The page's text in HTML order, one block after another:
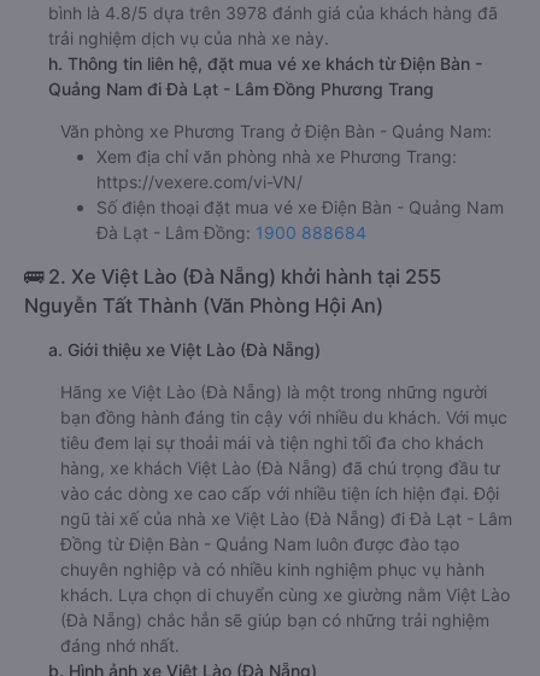
bình là 4.8/5 dựa trên 3978 đánh giá của khách hàng đã
trải nghiệm dịch vụ của nhà xe này.
h. Thông tin liên hệ, đặt mua vé xe khách từ Điện Bàn -
Quảng Nam đi Đà Lạt - Lâm Đồng Phương Trang
Văn phòng xe Phương Trang ở Điện Bàn - Quảng Nam:
Xem địa chỉ văn phòng nhà xe Phương Trang:
https://vexere.com/vi-VN/
Số điện thoại đặt mua vé xe Điện Bàn - Quảng Nam
Đà Lạt - Lâm Đồng: 1900 888684
🚌 2. Xe Việt Lào (Đà Nẵng) khởi hành tại 255
Nguyễn Tất Thành (Văn Phòng Hội An)
a. Giới thiệu xe Việt Lào (Đà Nẵng)
Hãng xe Việt Lào (Đà Nẵng) là một trong những người
bạn đồng hành đáng tin cậy với nhiều du khách. Với mục
tiêu đem lại sự thoải mái và tiện nghi tối đa cho khách
hàng, xe khách Việt Lào (Đà Nẵng) đã chú trọng đầu tư
vào các dòng xe cao cấp với nhiều tiện ích hiện đại. Đội
ngũ tài xế của nhà xe Việt Lào (Đà Nẵng) đi Đà Lạt - Lâm
Đồng từ Điện Bàn - Quảng Nam luôn được đào tạo
chuyên nghiệp và có nhiều kinh nghiệm phục vụ hành
khách. Lựa chọn di chuyển cùng xe giường nằm Việt Lào
(Đà Nẵng) chắc hẳn sẽ giúp bạn có những trải nghiệm
đáng nhớ nhất.
b. Hình ảnh xe Việt Lào (Đà Nẵng)